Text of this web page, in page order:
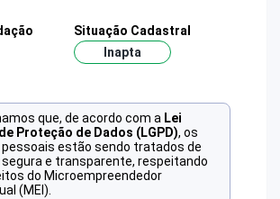
Situação Cadastral
Inapta
que, de acordo com a Lei
Proteção de Dados (LGPD), os
estão sendo tratados de
e transparente, respeitando
do Microempreendedor
(MEI).